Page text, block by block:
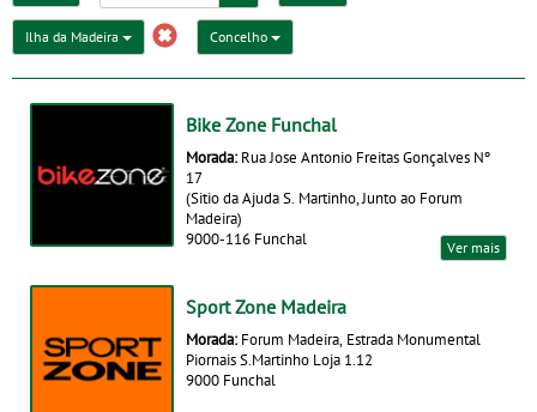
Ilha da Madeira Concelho
Bike Zone Funchal
Morada: Rua Jose Antonio Freitas Gonçalves Nº
17
(Sitio da Ajuda S. Martinho, Junto ao Forum
Madeira)
9000-116 Funchal
Ver mais
Sport Zone Madeira
Morada: Forum Madeira, Estrada Monumental
Piornais S.Martinho Loja 1.12
9000 Funchal